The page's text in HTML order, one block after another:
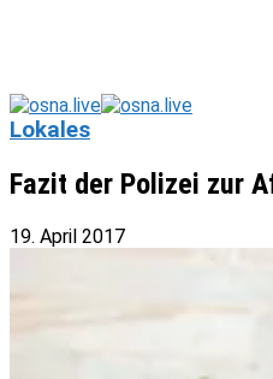
Lokales
Fazit der Polizei zur
19. April 2017